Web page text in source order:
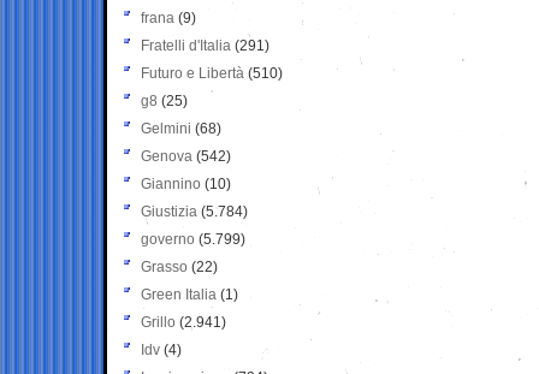
frana (9)
Fratelli d'Italia (291)
Futuro e Libertà (510)
g8 (25)
Gelmini (68)
Genova (542)
Giannino (10)
Giustizia (5.784)
governo (5.799)
Grasso (22)
Green Italia (1)
Grillo (2.941)
Idv (4)